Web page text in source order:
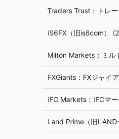
Traders Trust：トレ
IS6FX（旧is6com）
Milton Markets：ミル
FXGiants：FXジャイ
IFC Markets：IFCマ
Land Prime（旧